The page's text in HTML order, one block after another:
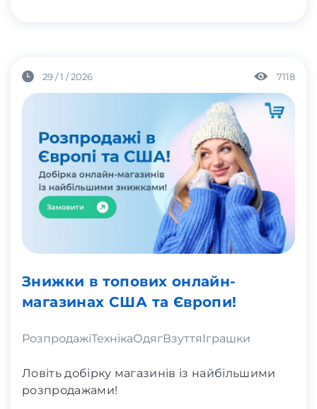
29 / 1 / 2026 7118
Знижки в топових онлайн-
магазинах США та Європи!
РозпродажіТехнікаОдягВзуття Іграшки
Ловіть добірку магазинів із найбільшими
розпродажами!